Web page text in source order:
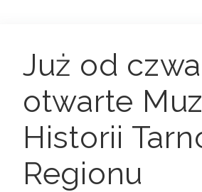
Już od
otwarte
Historii
Regionu